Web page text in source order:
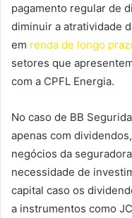
pagamento regular de
diminuir a atratividade
em renda de longo
setores que
com a CPFL Energia.
No caso de BB
apenas com
negócios da
necessidade de
capital caso os
a instrumentos como